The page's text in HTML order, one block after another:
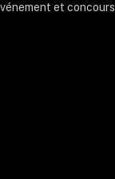
et concours